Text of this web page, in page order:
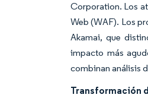
Corporation. Los
Web (WAF). Los
Akamai, que
impacto más
combinan análisis
Transformación